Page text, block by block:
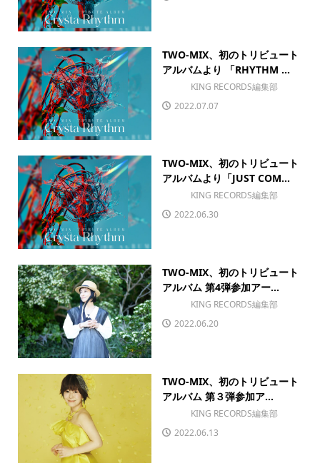
TWO-MIX、初のトリビュート
アルバムより 「RHYTHM ...
KING RECORDS編集部
2022.07.07
TWO-MIX、初のトリビュート
アルバムより「JUST COM...
KING RECORDS編集部
2022.06.30
TWO-MIX、初のトリビュート
アルバム 第4弾参加アー...
KING RECORDS編集部
2022.06.20
TWO-MIX、初のトリビュート
アルバム 第３弾参加ア...
KING RECORDS編集部
2022.06.13